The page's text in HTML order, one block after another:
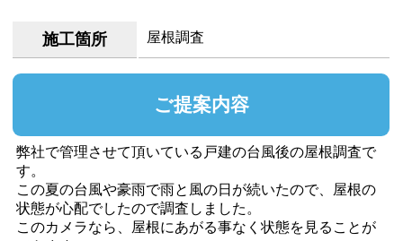
施工箇所 屋根調査
ご提案内容
弊社で管理させて頂いている戸建の台風後の屋根調査で
す。
この夏の台風や豪雨で雨と風の日が続いたので、屋根の
状態が心配でしたので調査しました。
このカメラなら、屋根にあがる事なく状態を見ることが